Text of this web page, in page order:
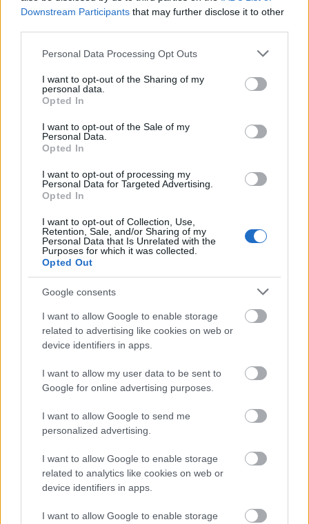
Downstream Participants that may further disclose it to other
Please note that this website/app uses one or more Google
not limited to your visit or usage behaviour. You may click to
grant or deny consent to Google and its third-party tags to
use your data for below specified purposes in below Google
consent section.
Personal Data Processing Opt Outs
I want to opt-out of the Sharing of my
personal data.
Opted In
I want to opt-out of the Sale of my
Personal Data.
Opted In
I want to opt-out of processing my
Personal Data for Targeted Advertising.
Opted In
I want to opt-out of Collection, Use,
Retention, Sale, and/or Sharing of my
Personal Data that Is Unrelated with the
Purposes for which it was collected.
Opted Out
Google consents
I want to allow Google to enable storage
related to advertising like cookies on web or
device identifiers in apps.
I want to allow my user data to be sent to
Google for online advertising purposes.
I want to allow Google to send me
personalized advertising.
I want to allow Google to enable storage
related to analytics like cookies on web or
device identifiers in apps.
I want to allow Google to enable storage
Οι χώρες που «πετούν» τις μάσκες
Η χρήση της μάσκας δεν θα είναι πλέον
υποχρεωτική από σήμερα (23/3) σε μέσα μαζικής
μεταφοράς, ταξί, πούλμαν και φέρι μποτ. Επίσης,
θα καταργηθεί η υποχρέωση διαγνωστικού τεστ,
για την είσοδο σε νυχτερινά κέντρα και μεγάλες
εκδηλώσεις. Με την κίνηση αυτή οι Ολλανδοί
επιχειρούν να συμβάλουν και στην τόνωση της
κίνησης ενόψει των διακοπών του Πάσχα.